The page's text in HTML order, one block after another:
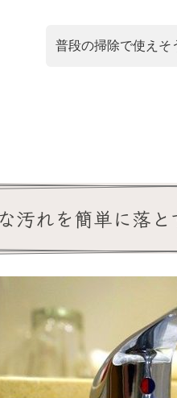
普段の掃除で使えそ
汚れを簡単に落と